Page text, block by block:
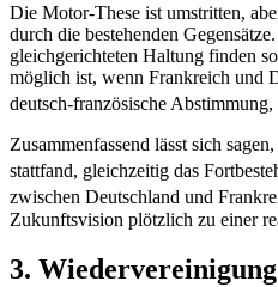
Die Motor-These ist umstritten,
durch die bestehenden
gleichgerichteten Haltung finden
möglich ist, wenn Frankreich und
deutsch-französische
Zusammenfassend lässt sich
stattfand, gleichzeitig das
zwischen Deutschland und
Zukunftsvision plötzlich zu einer
3. Wiedervereinigung